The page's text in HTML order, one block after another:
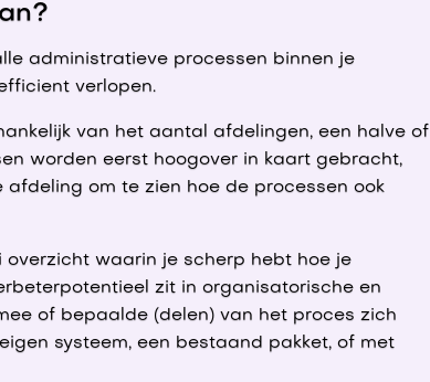
administratieve processen binnen je
verlopen.
van het aantal afdelingen, een halve of
worden eerst hoogover in kaart gebracht,
om te zien hoe de processen ook
waarin je scherp hebt hoe je
zit in organisatorische en
of bepaalde (delen) van het proces zich
systeem, een bestaand pakket, of met